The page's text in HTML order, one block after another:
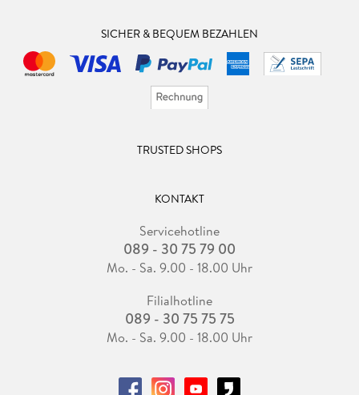
SICHER & BEQUEM BEZAHLEN
TRUSTED SHOPS
KONTAKT
Servicehotline
089 - 30 75 79 00
Mo. - Sa. 9.00 - 18.00 Uhr
Filialhotline
089 - 30 75 75 75
Mo. - Sa. 9.00 - 18.00 Uhr